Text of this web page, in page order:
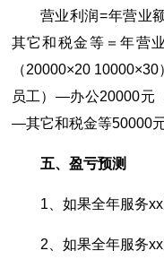
营业利润=年营
其它和税金等＝年营
（20000×20
员工）―办公20000元
―其它和税金等50000
五、盈亏预测
1、如果全年服务
2、如果全年服务xx